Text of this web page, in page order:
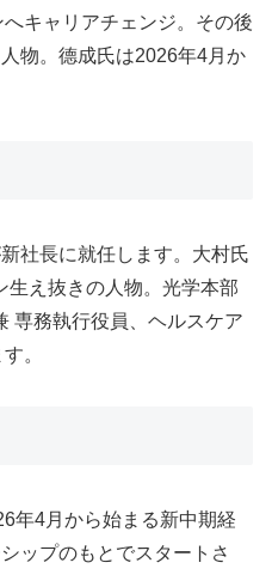
キャリアチェンジ。その後
物。德成氏は2026年4月か
社長に就任します。大村氏
生え抜きの人物。光学本部
専務執行役員、ヘルスケア
。
年4月から始まる新中期経
ップのもとでスタートさ